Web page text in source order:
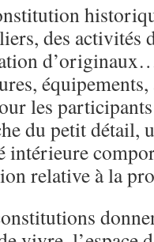
des activités
les
du petit détail,
intérieure
relative à la